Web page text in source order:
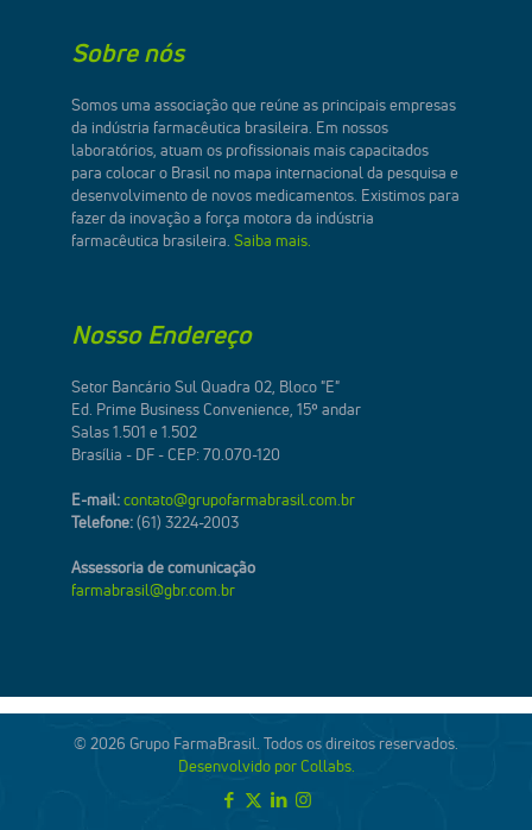
Sobre nós
Somos uma associação que reúne as principais empresas
da indústria farmacêutica brasileira. Em nossos
laboratórios, atuam os profissionais mais capacitados
para colocar o Brasil no mapa internacional da pesquisa e
desenvolvimento de novos medicamentos. Existimos para
fazer da inovação a força motora da indústria
farmacêutica brasileira. Saiba mais.
Nosso Endereço
Setor Bancário Sul Quadra 02, Bloco "E"
Ed. Prime Business Convenience, 15º andar
Salas 1.501 e 1.502
Brasília - DF - CEP: 70.070-120
E-mail:contato@grupofarmabrasil.com.br
Telefone:(61) 3224-2003
Assessoria de comunicação
farmabrasil@gbr.com.br
© 2026 Grupo FarmaBrasil. Todos os direitos reservados.
Desenvolvido por Collabs.